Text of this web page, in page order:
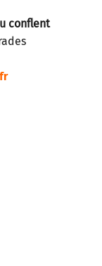
conflent